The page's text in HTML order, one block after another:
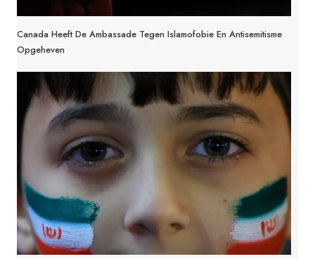
Canada Heeft De Ambassade Tegen Islamofobie En Antisemitisme
Opgeheven